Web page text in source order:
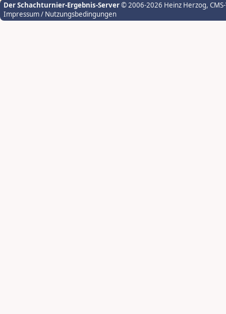
Der Schachturnier-Ergebnis-Server© 2006-2026 Heinz Herzog,
Impressum / Nutzungsbedingungen